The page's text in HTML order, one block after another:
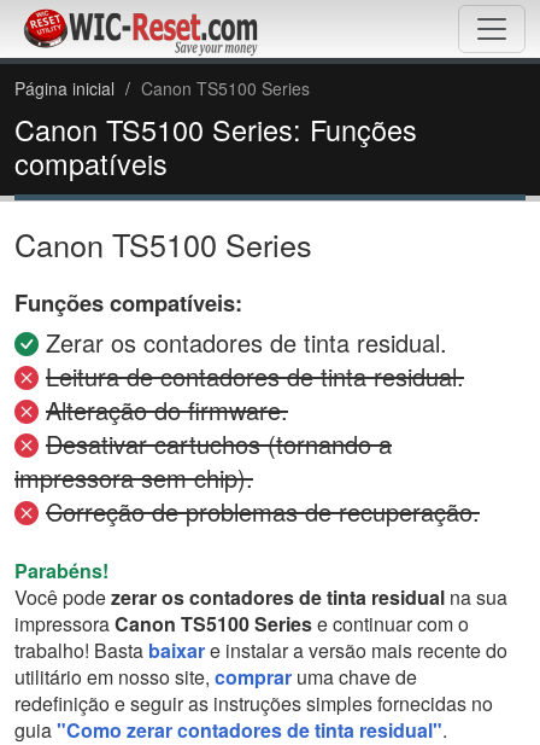
Página inicial Canon TS5100 Series
Canon TS5100 Series: Funções
compatíveis
Canon TS5100 Series
Funções compatíveis:
Zerar os contadores de tinta residual.
Leitura de contadores de tinta residual.
Alteração do firmware.
Desativar cartuchos (tornando a
impressora sem chip).
Correção de problemas de recuperação.
Parabéns!
Você podezerar os contadores de tinta residual na sua
impressoraCanon TS5100 Seriese continuar com o
trabalho! Basta baixare instalar a versão mais recente do
utilitário em nosso site, comprar uma chave de
redefinição e seguir as instruções simples fornecidas no
guia"Como zerar contadores de tinta residual".